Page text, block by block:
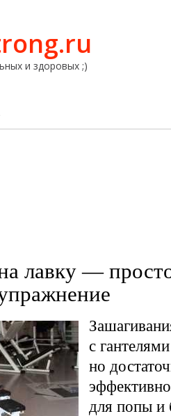
и здоровых ;)
лавку —
с
но
для попы и